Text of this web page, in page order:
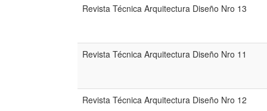
Revista Técnica Arquitectura Diseño Nro 13
Revista Técnica Arquitectura Diseño Nro 11
Revista Técnica Arquitectura Diseño Nro 12